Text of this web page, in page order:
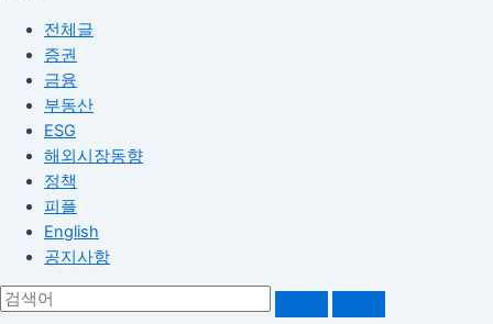
전체글
증권
금융
부동산
ESG
해외시장동향
정책
피플
English
공지사항